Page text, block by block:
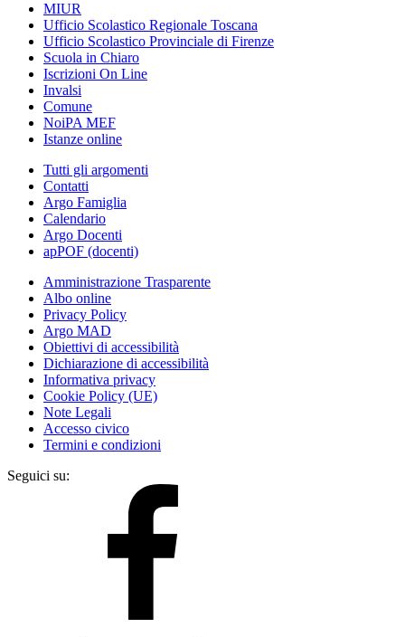
MIUR
Ufficio Scolastico Regionale Toscana
Ufficio Scolastico Provinciale di Firenze
Scuola in Chiaro
Iscrizioni On Line
Invalsi
Comune
NoiPA MEF
Istanze online
Tutti gli argomenti
Contatti
Argo Famiglia
Calendario
Argo Docenti
apPOF (docenti)
Amministrazione Trasparente
Albo online
Privacy Policy
Argo MAD
Obiettivi di accessibilità
Dichiarazione di accessibilità
Informativa privacy
Cookie Policy (UE)
Note Legali
Accesso civico
Termini e condizioni
Seguici su: